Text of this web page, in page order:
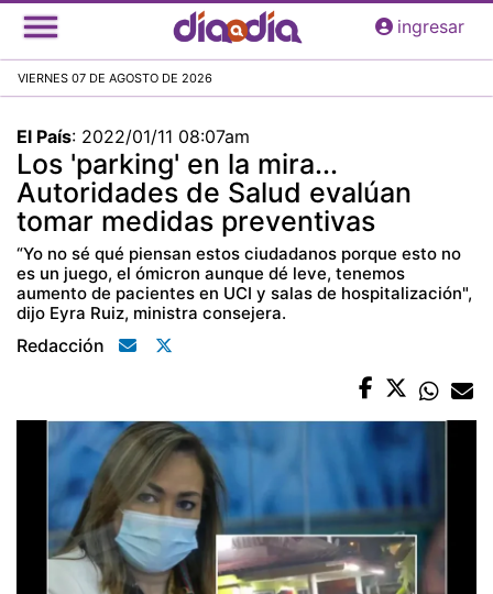
Pasar
al
principal
ingresar
VIERNES 07 DE AGOSTO DE 2026
El País: 2022/01/11 08:07am
Los 'parking' en la mira...
Autoridades de Salud evalúan
tomar medidas preventivas
“Yo no sé qué piensan estos ciudadanos porque esto no
es un juego, el ómicron aunque dé leve, tenemos
aumento de pacientes en UCI y salas de hospitalización",
dijo Eyra Ruiz, ministra consejera.
Redacción